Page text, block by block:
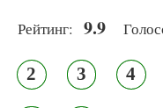
Рейтинг: 9.9
2 3 4